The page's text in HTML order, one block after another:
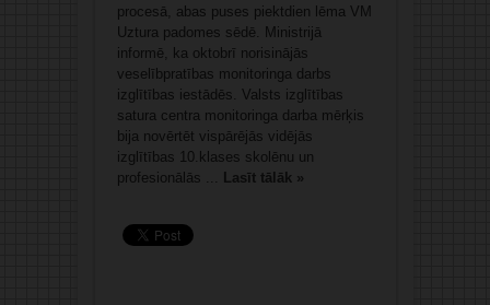
procesā, abas puses piektdien lēma VM
Uztura padomes sēdē. Ministrijā
informē, ka oktobrī norisinājās
veselībpratības monitoringa darbs
izglītības iestādēs. Valsts izglītības
satura centra monitoringa darba mērķis
bija novērtēt vispārējās vidējās
izglītības 10.klases skolēnu un
profesionālās ... Lasīt tālāk »